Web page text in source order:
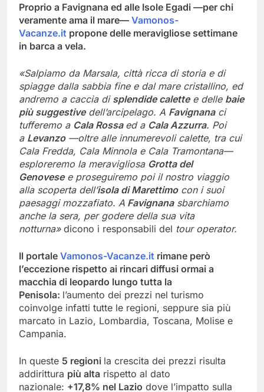
Proprio a Favignana ed alle Isole Egadi —per chi
veramente ama il mare— Vamonos-
Vacanze.it propone delle meravigliose settimane
in barca a vela.
«Salpiamo da Marsala, città ricca di storia e di
spiagge dalla sabbia fine e dal mare cristallino, ed
andremo a caccia di splendide calettee delle baie
più suggestivedell’arcipelago. A Favignanaci
tufferemo a Cala Rossa ed a Cala Azzurra. Poi
a Levanzo—oltre alle innumerevoli calette, tra cui
Cala Fredda, Cala Minnola e Cala Tramontana—
esploreremo la meravigliosa Grotta del
Genovesee proseguiremo poi il nostro viaggio
alla scoperta dell’isola di Marettimocon i suoi
paesaggi mozzafiato. A Favignanasbarchiamo
anche la sera, per godere della sua vita
notturna» dicono i responsabili del tour operator.
Il portale Vamonos-Vacanze.it rimane però
l’eccezione rispetto ai rincari diffusi ormai a
macchia di leopardo lungo tutta la
Penisola: l’aumento dei prezzi nel turismo
coinvolge infatti tutte le regioni, seppure sia più
marcato in Lazio, Lombardia, Toscana, Molise e
Campania.
In queste 5 regioni la crescita dei prezzi risulta
addirittura più alta rispetto al dato
nazionale: +17,8% nel Lazio dove l’impatto sulla